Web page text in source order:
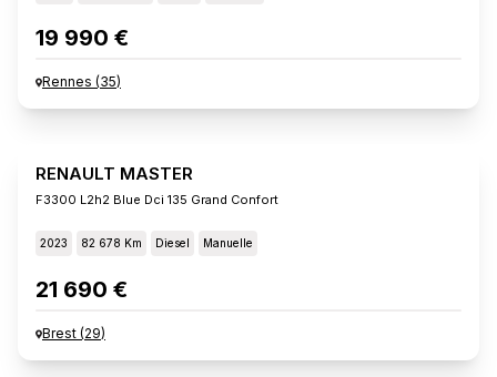
19 990 €
Rennes (35)
RENAULT MASTER
F3300 L2h2 Blue Dci 135 Grand Confort
2023 82 678 Km Diesel Manuelle
21 690 €
Brest (29)